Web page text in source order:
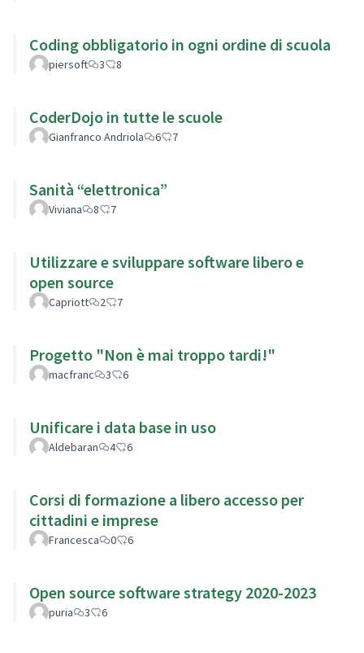
Coding obbligatorio in ogni ordine di scuola
piersoft 3 8
CoderDojo in tutte le scuole
Gianfranco Andriola 6 7
Sanità “elettronica”
Viviana 8 7
Utilizzare e sviluppare software libero e
open source
Capriott 2 7
Progetto "Non è mai troppo tardi!"
macfranc 3 6
Unificare i data base in uso
Aldebaran 4 6
Corsi di formazione a libero accesso per
cittadini e imprese
Francesca 0 6
Open source software strategy 2020-2023
puria 3 6